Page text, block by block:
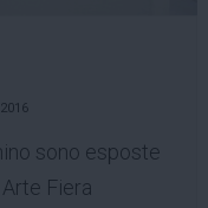
sono esposte
Fiera